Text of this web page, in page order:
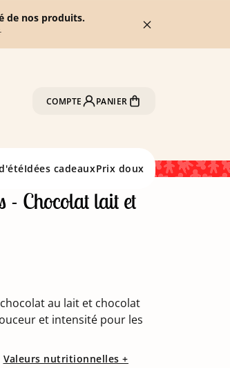
de nos produits.
COMPTE PANIER
Idées cadeauxPrix doux
- Chocolat lait et
(9 avis)
au lait et chocolat
et intensité pour les
Valeurs nutritionnelles +